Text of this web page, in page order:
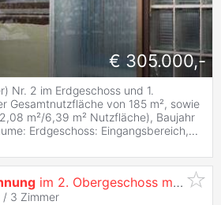
€ 305.000,-
Nr. 2 im Erdgeschoss und 1.
Gesamtnutzfläche von 185 m², sowie
m²/6,39 m² Nutzfläche), Baujahr
Erdgeschoss: Eingangsbereich,...
im 2. Obergeschoss mit Balkon +++
/ 3 Zimmer